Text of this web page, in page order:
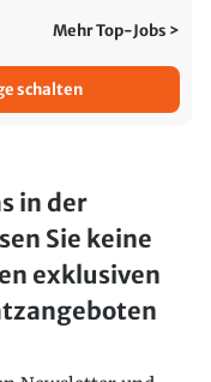
Mehr Top-Jobs >
schalten
in der
Sie keine
exklusiven